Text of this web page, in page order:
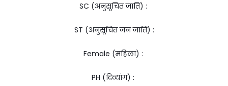
SC (अनुसूचित जाति) :
ST (अनुसूचित जन जाति) :
Female (महिला) :
PH (दिव्यांग) :